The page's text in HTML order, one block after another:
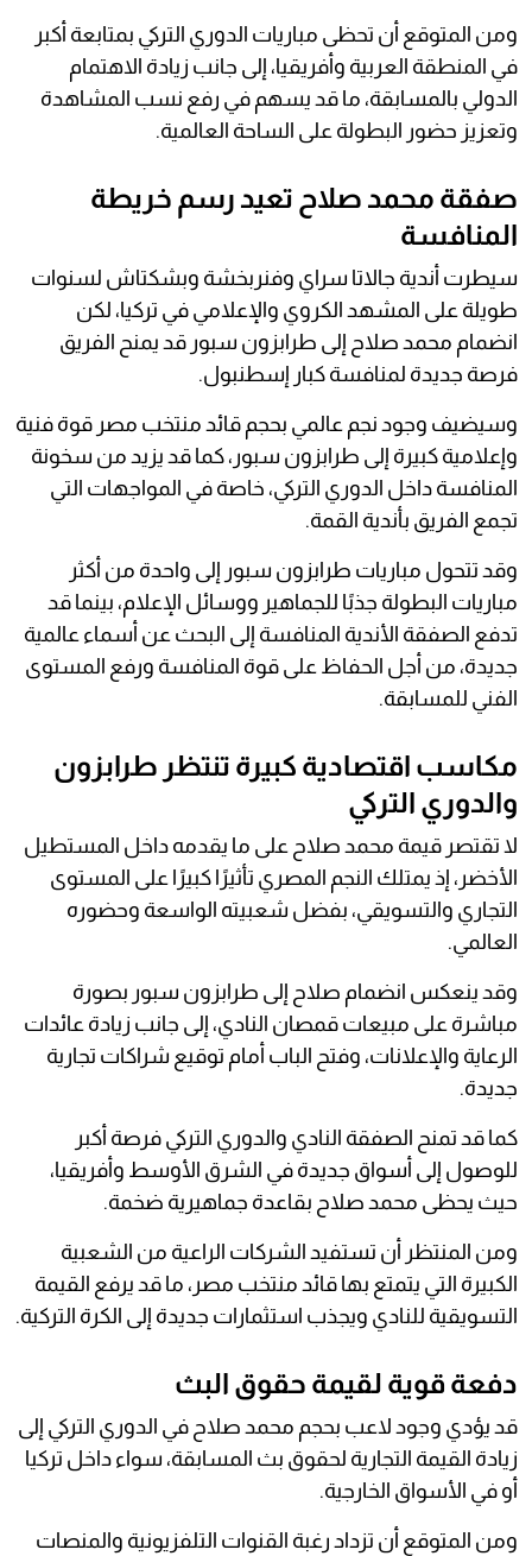
ومن المتوقع أن تحظى مباريات الدوري التركي بمتابعة أكبر
في المنطقة العربية وأفريقيا، إلى جانب زيادة الاهتمام
الدولي بالمسابقة، ما قد يسهم في رفع نسب المشاهدة
وتعزيز حضور البطولة على الساحة العالمية.
صفقة محمد صلاح تعيد رسم خريطة
المنافسة
سيطرت أندية جالاتا سراي وفنربخشة وبشكتاش لسنوات
طويلة على المشهد الكروي والإعلامي في تركيا، لكن
انضمام محمد صلاح إلى طرابزون سبور قد يمنح الفريق
فرصة جديدة لمنافسة كبار إسطنبول.
وسيضيف وجود نجم عالمي بحجم قائد منتخب مصر قوة فنية
وإعلامية كبيرة إلى طرابزون سبور، كما قد يزيد من سخونة
المنافسة داخل الدوري التركي، خاصة في المواجهات التي
تجمع الفريق بأندية القمة.
وقد تتحول مباريات طرابزون سبور إلى واحدة من أكثر
مباريات البطولة جذبًا للجماهير ووسائل الإعلام، بينما قد
تدفع الصفقة الأندية المنافسة إلى البحث عن أسماء عالمية
جديدة، من أجل الحفاظ على قوة المنافسة ورفع المستوى
الفني للمسابقة.
مكاسب اقتصادية كبيرة تنتظر طرابزون
والدوري التركي
لا تقتصر قيمة محمد صلاح على ما يقدمه داخل المستطيل
الأخضر، إذ يمتلك النجم المصري تأثيرًا كبيرًا على المستوى
التجاري والتسويقي، بفضل شعبيته الواسعة وحضوره
العالمي.
وقد ينعكس انضمام صلاح إلى طرابزون سبور بصورة
مباشرة على مبيعات قمصان النادي، إلى جانب زيادة عائدات
الرعاية والإعلانات، وفتح الباب أمام توقيع شراكات تجارية
جديدة.
كما قد تمنح الصفقة النادي والدوري التركي فرصة أكبر
للوصول إلى أسواق جديدة في الشرق الأوسط وأفريقيا،
حيث يحظى محمد صلاح بقاعدة جماهيرية ضخمة.
ومن المنتظر أن تستفيد الشركات الراعية من الشعبية
الكبيرة التي يتمتع بها قائد منتخب مصر، ما قد يرفع القيمة
التسويقية للنادي ويجذب استثمارات جديدة إلى الكرة التركية.
دفعة قوية لقيمة حقوق البث
قد يؤدي وجود لاعب بحجم محمد صلاح في الدوري التركي إلى
زيادة القيمة التجارية لحقوق بث المسابقة، سواء داخل تركيا
أو في الأسواق الخارجية.
ومن المتوقع أن تزداد رغبة القنوات التلفزيونية والمنصات